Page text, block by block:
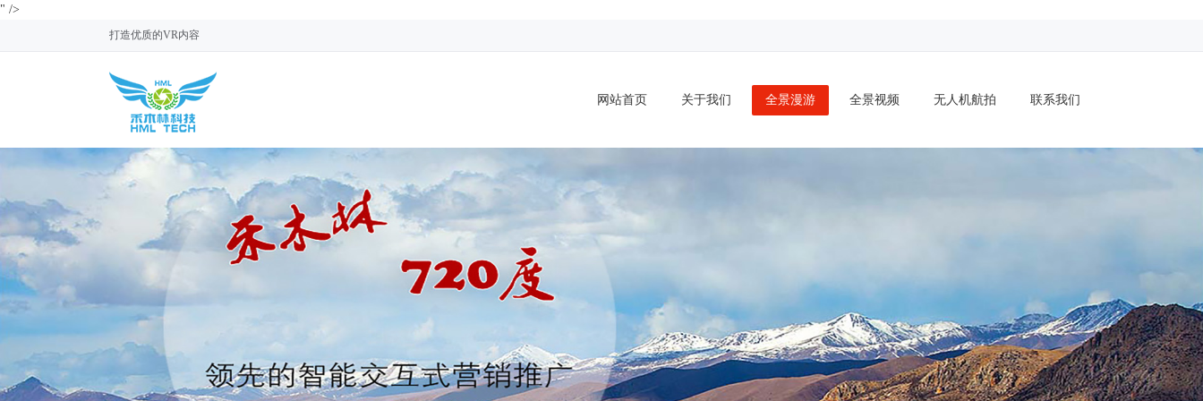
" />
打造优质的VR内容
网站首页 关于我们 全景漫游 全景视频 无人机航拍 联系我们